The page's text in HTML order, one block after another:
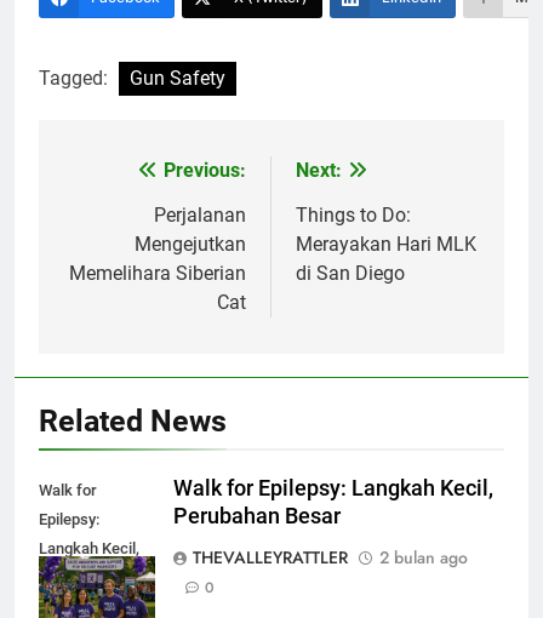
Tagged: Gun Safety
NavigasiPrevious:
Perjalanan
Mengejutkan
Memelihara Siberian
Cat
Next:
Things to Do:
Merayakan Hari MLK
di San Diego
Related News
Walk for
Epilepsy:
Langkah Kecil,
Perubahan
Besar
Walk for Epilepsy: Langkah Kecil,
Perubahan Besar
THEVALLEYRATTLER
2 bulan ago
0